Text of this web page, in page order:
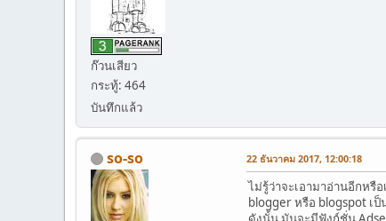
ก๊วนเสียว
กระทู้: 464
บันทึกแล้ว
so-so 22 ธันวาคม 2017, 12:00:18
ไม่รู้ว่าจะเอามาอ่านอีกหรือ
blogger หรือ blogspot เ